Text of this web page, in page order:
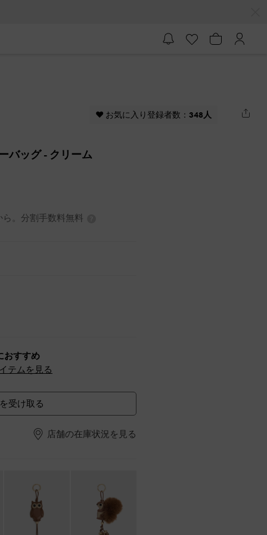
♥ お気に入り登録者数： 348人
バッグ- クリーム
。分割手数料無料
おすすめ
テムを見る
受け取る
店舗の在庫状況を見る